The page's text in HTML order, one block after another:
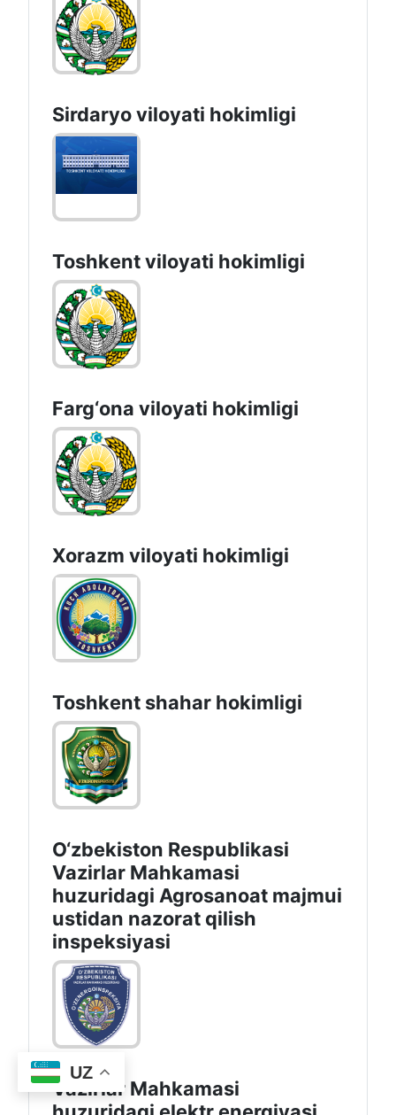
UZ
Sirdaryo vilоyati hоkimligi
Toshkent vilоyati hоkimligi
Farg‘оnа vilоyati hоkimligi
Xorazm vilоyati hоkimligi
Toshkеnt shаhаr hоkimligi
O‘zbekiston Respublikasi
Vazirlar Mahkamasi
huzuridagi Agrosanoat majmui
ustidan nazorat qilish
inspeksiyasi
Vazirlar Mahkamasi